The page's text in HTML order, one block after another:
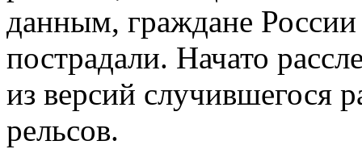
данным, граждане России
пострадали. Начато
из версий случившегося
рельсов.